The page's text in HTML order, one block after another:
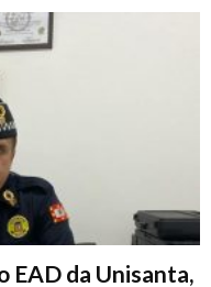
EAD da Unisanta,